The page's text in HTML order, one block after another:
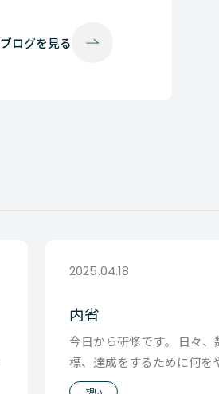
ブログを見る
2025.04.18
内省
今日から研修です。 日々、
標、達成をするために何を
タスクを管理して、行動を